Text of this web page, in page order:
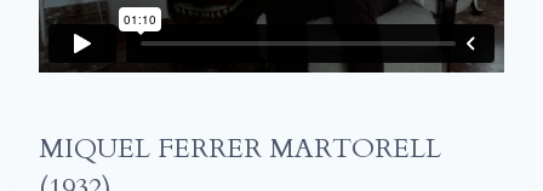
MIQUEL FERRER MARTORELL